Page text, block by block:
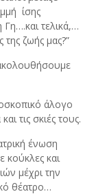
ίσης
τελικά,…
ζωής μας?”
άλογο
τις σκιές τους.
ένωση
κούκλες και
μέχρι την
θέατρο…